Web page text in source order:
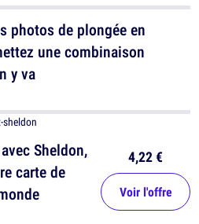
photos de plongée en
une combinaison
y va
Sheldon,
carte de
4,22 €
Voir l'offre